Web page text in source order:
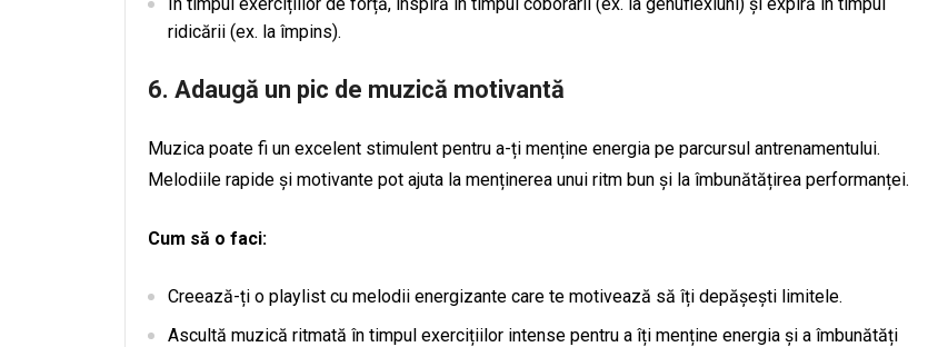
ridicării (ex. la împins).
6. Adaugă un pic de muzică motivantă
Muzica poate fi un excelent stimulent pentru a-ți menține energia pe parcursul antrenamentului.
Melodiile rapide și motivante pot ajuta la menținerea unui ritm bun și la îmbunătățirea performanței.
Cum să o faci:
Creează-ți o playlist cu melodii energizante care te motivează să îți depășești limitele.
Ascultă muzică ritmată în timpul exercițiilor intense pentru a îți menține energia și a îmbunătăți